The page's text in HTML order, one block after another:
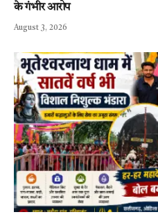
के गंभीर आरोप
August 3, 2026